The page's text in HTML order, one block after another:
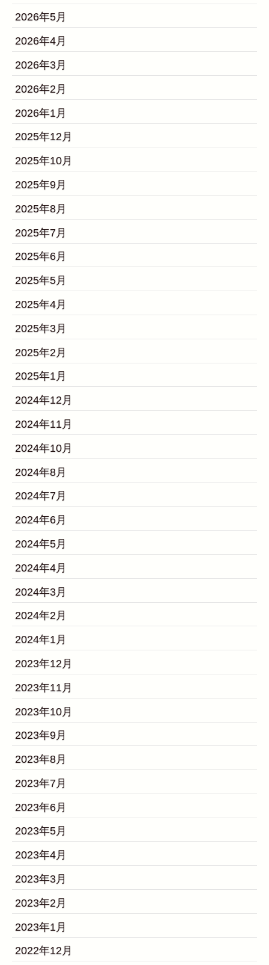
2026年5月
2026年4月
2026年3月
2026年2月
2026年1月
2025年12月
2025年10月
2025年9月
2025年8月
2025年7月
2025年6月
2025年5月
2025年4月
2025年3月
2025年2月
2025年1月
2024年12月
2024年11月
2024年10月
2024年8月
2024年7月
2024年6月
2024年5月
2024年4月
2024年3月
2024年2月
2024年1月
2023年12月
2023年11月
2023年10月
2023年9月
2023年8月
2023年7月
2023年6月
2023年5月
2023年4月
2023年3月
2023年2月
2023年1月
2022年12月